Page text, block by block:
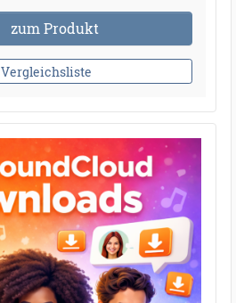
zum Produkt
Vergleichsliste